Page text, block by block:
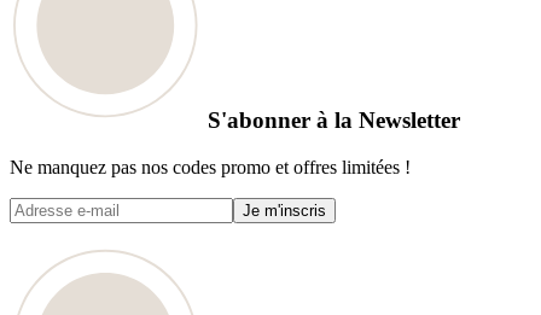
S'abonner à la Newsletter
Ne manquez pas nos codes promo et offres limitées !
Je m'inscris